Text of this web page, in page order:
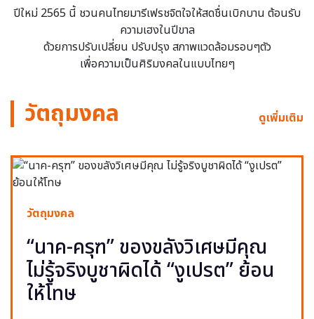
ปีใหม่ 2565 นี้ ชวนคนไทยมารีเฟรชจิตใจให้สดชื่นเบิกบาน ต้อนรับ
ความเฮงในปีขาล
ด้วยการปรับเปลี่ยน ปรับปรุง สภาพแวดล้อมรอบๆตัว
เพื่อความเป็นศิริมงคลในแบบไทยๆ
วัตถุมงคล ดูเพิ่มเติม
วัตถุมงคล
“นาค-ครุฑ” ของขลังวิเศษมีคุณ
ไม่รู้จริงบูชาผิดได้ “งูเปรต” ย้อน
ให้โทษ